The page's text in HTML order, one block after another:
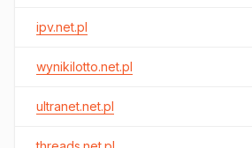
ipv.net.pl
wynikilotto.net.pl
ultranet.net.pl